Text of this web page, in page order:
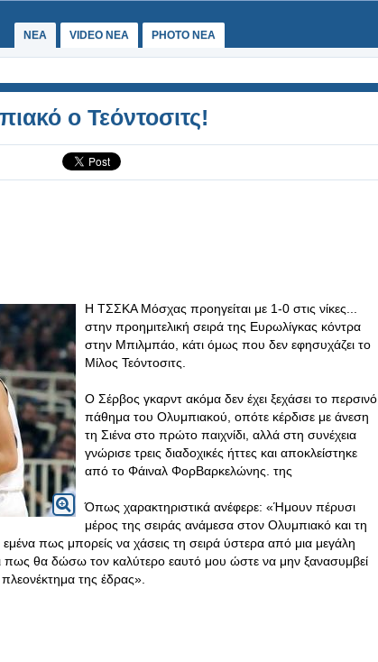
ΝΕΑ VIDEO NEA PHOTO NEA
ο Τεόντοσιτς!
Η ΤΣΣΚΑ Μόσχας προηγείται με 1-0 στις νίκες...
στην προημιτελική σειρά της Ευρωλίγκας κόντρα
στην Μπιλμπάο, κάτι όμως που δεν εφησυχάζει το
Μίλος Τεόντοσιτς.
Ο Σέρβος γκαρντ ακόμα δεν έχει ξεχάσει το περσινό
πάθημα του Ολυμπιακού, οπότε κέρδισε με άνεση
τη Σιένα στο πρώτο παιχνίδι, αλλά στη συνέχεια
γνώρισε τρεις διαδοχικές ήττες και αποκλείστηκε
από το Φάιναλ ΦορΒαρκελώνης. της
Όπως χαρακτηριστικά ανέφερε: «Ήμουν πέρυσι
μέρος της σειράς ανάμεσα στον Ολυμπιακό και τη
εμένα πως μπορείς να χάσεις τη σειρά ύστερα από μια μεγάλη
πως θα δώσω τον καλύτερο εαυτό μου ώστε να μην ξανασυμβεί
της έδρας».